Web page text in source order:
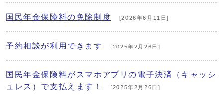
国民年金保険料の免除制度 [2026年6月11日]
予約相談が利用できます [2025年2月26日]
国民年金保険料がスマホアプリの電子決済（キャッシ
ュレス）で支払えます！
[2025年2月26日]